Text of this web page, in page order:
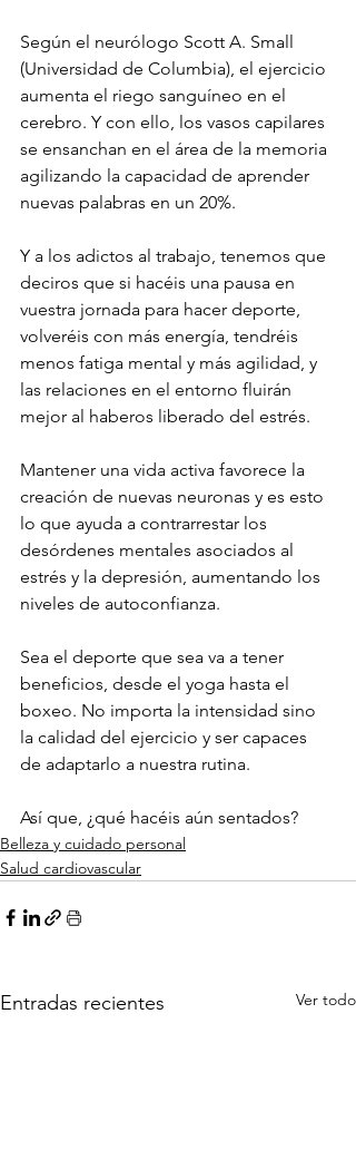
Según el neurólogo Scott A. Small
(Universidad de Columbia), el ejercicio
aumenta el riego sanguíneo en el
cerebro. Y con ello, los vasos capilares
se ensanchan en el área de la memoria
agilizando la capacidad de aprender
nuevas palabras en un 20%.
Y a los adictos al trabajo, tenemos que
deciros que si hacéis una pausa en
vuestra jornada para hacer deporte,
volveréis con más energía, tendréis
menos fatiga mental y más agilidad, y
las relaciones en el entorno fluirán
mejor al haberos liberado del estrés.
Mantener una vida activa favorece la
creación de nuevas neuronas y es esto
lo que ayuda a contrarrestar los
desórdenes mentales asociados al
estrés y la depresión, aumentando los
niveles de autoconfianza.
Sea el deporte que sea va a tener
beneficios, desde el yoga hasta el
boxeo. No importa la intensidad sino
la calidad del ejercicio y ser capaces
de adaptarlo a nuestra rutina.
Así que, ¿qué hacéis aún sentados?
Belleza y cuidado personal
Salud cardiovascular
Entradas recientes Ver todo